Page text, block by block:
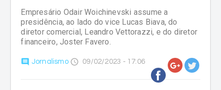
Empresário Odair Woichinevski assume a
presidência, ao lado do vice Lucas Biava, do
diretor comercial, Leandro Vettorazzi, e do diretor
financeiro, Joster Favero.
comment Jornalismo access_time 09/02/2023 - 17:06